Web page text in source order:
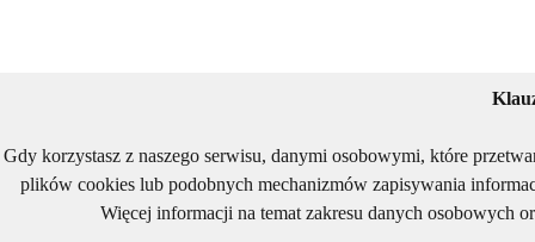
Gdy korzystasz z naszego serwisu, danymi osobowymi, które
plików cookies lub podobnych mechanizmów zapisywania
Więcej informacji na temat zakresu danych osobowych